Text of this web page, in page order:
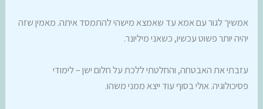
אמשיך לגור עם אמא עד שאמצא מישהי להתמסד איתה. מאמין שזה
יהיה יותר פשוט עכשיו, כשאני מיליונר.
עזבתי את האבטחה, והחלטתי ללכת על חלום ישן – לימודי
פסיכולוגיה. אולי בסוף עוד ייצא ממני משהו.